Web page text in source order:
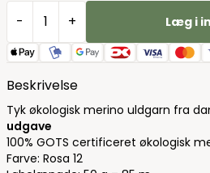
- + Læg i
Beskrivelse
Tyk økologisk merino uldgarn fra
udgave
100% GOTS certificeret økologisk
Farve: Rosa 12